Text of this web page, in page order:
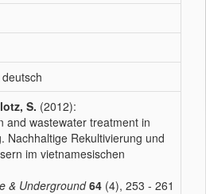
S. (2012):
and wastewater treatment in
Nachhaltige Rekultivierung und
im vietnamesischen
& Underground 64 (4), 253 - 261